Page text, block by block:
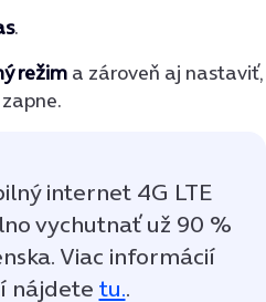
.
režim a zároveň aj nastaviť,
internet 4G LTE
vychutnať už 90 %
Viac informácií
nájdete tu..